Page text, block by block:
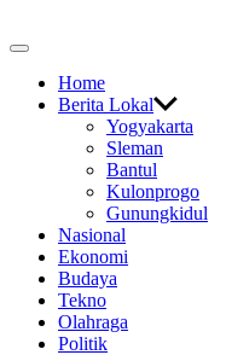
to
Off
CanvasHome
Berita Lokal
Yogyakarta
Sleman
Bantul
Kulonprogo
Gunungkidul
Nasional
Ekonomi
Budaya
Tekno
Olahraga
Politik